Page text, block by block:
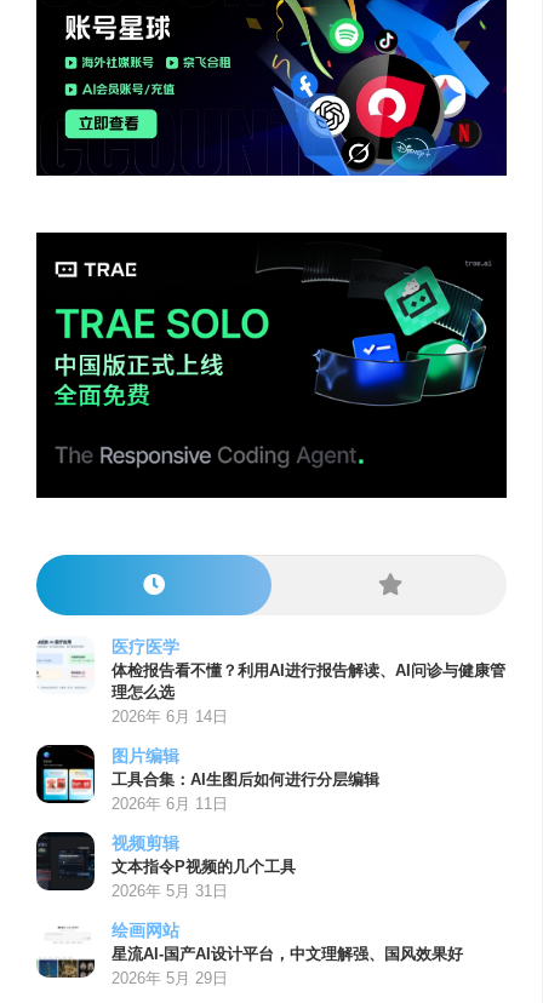
医疗医学
体检报告看不懂？利用AI进行报告解读、AI问诊与健康管
理怎么选
2026年 6月 14日
图片编辑
工具合集：AI生图后如何进行分层编辑
2026年 6月 11日
视频剪辑
文本指令P视频的几个工具
2026年 5月 31日
绘画网站
星流AI-国产AI设计平台，中文理解强、国风效果好
2026年 5月 29日